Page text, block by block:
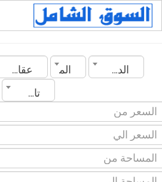
الدولة المدينة عقارات أخرى
تاريخ الانشاء